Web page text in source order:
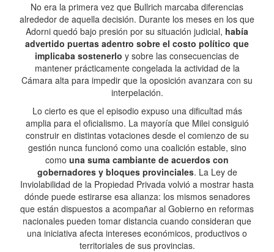
No era la primera vez que Bullrich marcaba diferencias
alrededor de aquella decisión. Durante los meses en los que
Adorni quedó bajo presión por su situación judicial, había
advertido puertas adentro sobre el costo político que
implicaba sostenerlo y sobre las consecuencias de
mantener prácticamente congelada la actividad de la
Cámara alta para impedir que la oposición avanzara con su
interpelación.
Lo cierto es que el episodio expuso una dificultad más
amplia para el oficialismo. La mayoría que Milei consiguió
construir en distintas votaciones desde el comienzo de su
gestión nunca funcionó como una coalición estable, sino
como una suma cambiante de acuerdos con
gobernadores y bloques provinciales. La Ley de
Inviolabilidad de la Propiedad Privada volvió a mostrar hasta
dónde puede estirarse esa alianza: los mismos senadores
que están dispuestos a acompañar al Gobierno en reformas
nacionales pueden tomar distancia cuando consideran que
una iniciativa afecta intereses económicos, productivos o
territoriales de sus provincias.